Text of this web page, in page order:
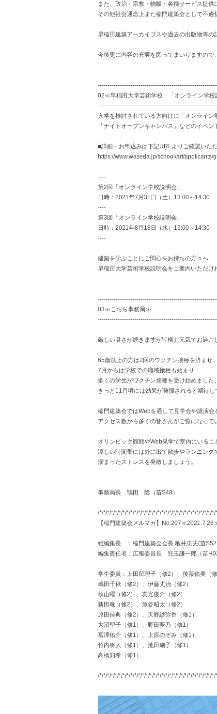
また、政治・宗教・物販・各種サービス提供
その他社会通念上また稲門建築会として不
早稲田建築アーカイブスや過去の出版物等の
今後更に内容の充実を図ってまいりますの
02≪早稲田大学芸術学校 「オンライン学校
入学を検討されている方向けに「オンライ
「ナイトオープンキャンパス」などのイベ
■詳細・お申込みは下記URLよりご確認いた
https://www.waseda.jp/school/art/applicants/
----
第2回「オンライン学校説明会」
日時：2021年7月31日（土）13:00～14:30
----
第3回「オンライン学校説明会」
日時：2021年8月18日（水）13:00～14:30
----
建築を学ぶことにご関心をお持ちの方々へ
早稲田大学芸術学校説明会をご案内いただけ
03≪こちら事務局≫
厳しい暑さが続きますが皆様お元気でお過ご
65歳以上の方は2回のワクチン接種を済ませ
7月からは学校での職域接種も始まり
多くの学生がワクチン接種を受け始めました
きっと11月頃には効果が発揮されると期待し
稲門建築会ではWebを通して見学会や講演会
アクセス数から多くの皆さんがご覧になって
オリンピック観戦やWeb見学で室内にいる
涼しい時間帯には外に出て散歩やランニング
溜まったストレスを発散しましょう。
事務局長 鴇田 隆（苗S48）
/*/*/*/*/*/*/*/*/*/*/*/*/*/*/*/*/*/*/*/*/*/*/*/*/*/*/*/*/*/*/
【稲門建築会メルマガ】
総編集長 ：稲門建築会会長 亀井忠夫(苗
編集責任者：広報委員長 兒玉謙一郎（苗
学生委員：上田留理子（修2）、後藤佑美（
嶋田千秋（修2）、伊藤丈治（修2）
秋山曜（修2）、友光俊介（修2）
新田竜（修2）、魚谷昭太（修2）
原田佳典（修2）、天野紗弥香（修1）
大沼聖子（修1）、野田夢乃（修1）
冨澤佑介（修1）、上原のぞみ（修1）
竹内將人（修1）、池田瑚子（修1）
高橋知希（修1）
/*/*/*/*/*/*/*/*/*/*/*/*/*/*/*/*/*/*/*/*/*/*/*/*/*/*/*/*/*/*/